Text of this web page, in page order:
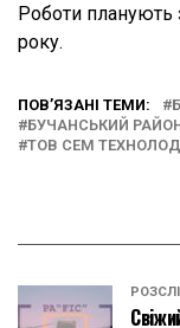
Роботи планують
року.
ПОВ’ЯЗАНІ ТЕМИ:
БУЧАНСЬКИЙ
ТОВ СЕМ